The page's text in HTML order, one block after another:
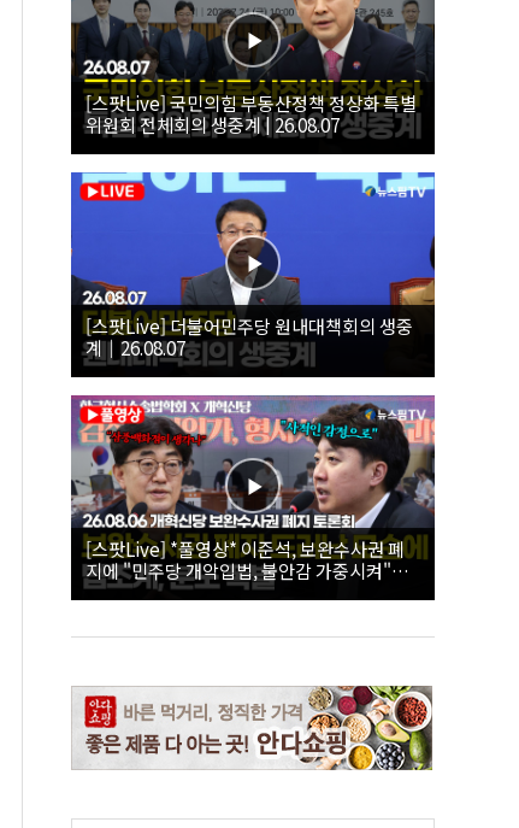
[스팟Live] 국민의힘 부동산정책 정상화 특별
위원회 전체회의 생중계 | 26.08.07
[스팟Live] 더불어민주당 원내대책회의 생중
계｜26.08.07
[스팟Live] *풀영상* 이준석, 보완수사권 폐
지에 "민주당 개악입법, 불안감 가중시켜"｜
26.08.06 개혁신당 보완수사권 폐지 토론회